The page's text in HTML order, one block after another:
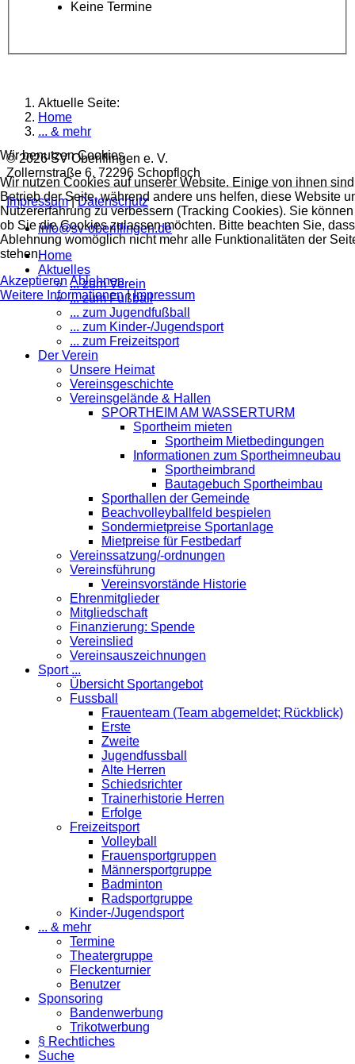
Keine Termine
Aktuelle Seite:
Home
... & mehr
© 2026 SV Oberiflingen e. V.
Zollernstraße 6, 72296 Schopfloch
Impressum|Datenschutz
info@sv-oberiflingen.de
Home
Aktuelles
... zum Verein
... zum Fußball
... zum Jugendfußball
... zum Kinder-/Jugendsport
... zum Freizeitsport
Der Verein
Unsere Heimat
Vereinsgeschichte
Vereinsgelände & Hallen
SPORTHEIM AM WASSERTURM
Sportheim mieten
Sportheim Mietbedingungen
Informationen zum Sportheimneubau
Sportheimbrand
Bautagebuch Sportheimbau
Sporthallen der Gemeinde
Beachvolleyballfeld bespielen
Sondermietpreise Sportanlage
Mietpreise für Festbedarf
Vereinssatzung/-ordnungen
Vereinsführung
Vereinsvorstände Historie
Ehrenmitglieder
Mitgliedschaft
Finanzierung: Spende
Vereinslied
Vereinsauszeichnungen
Sport ...
Übersicht Sportangebot
Fussball
Frauenteam (Team abgemeldet; Rückblick)
Erste
Zweite
Jugendfussball
Alte Herren
Schiedsrichter
Trainerhistorie Herren
Erfolge
Freizeitsport
Volleyball
Frauensportgruppen
Männersportgruppe
Badminton
Radsportgruppe
Kinder-/Jugendsport
... & mehr
Termine
Theatergruppe
Fleckenturnier
Benutzer
Sponsoring
Bandenwerbung
Trikotwerbung
§ Rechtliches
Suche
Wir benutzen Cookies
Wir nutzen Cookies auf unserer Website. Einige von ihnen
Betrieb der Seite, während andere uns helfen, diese Website
Nutzererfahrung zu verbessern (Tracking Cookies). Sie
ob Sie die Cookies zulassen möchten. Bitte beachten Sie,
Ablehnung womöglich nicht mehr alle Funktionalitäten der
stehen.
Akzeptieren Ablehnen
Weitere Informationen|Impressum